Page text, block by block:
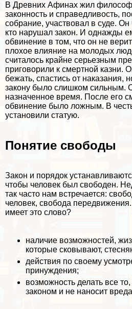
В Древних Афинах жил философ
законность и справедливость,
собрание, участвовал в суде. Он
кто нарушал закон. И однажды
обвинение в том, что он не
плохое влияние на молодых
считалось крайне серьезным
приговорили к cмepтной казни.
бежать, спастись от наказания,
закону было слишком сильным.
назначенное время. После его
обвинение было ложным. В
установили статую.
Понятие свободы
Закон и порядок
чтобы человек был свободен.
так часто нам встречается:
человек, свобода
имеет это слово?
наличие возможностей,
которые сковывают,
действия по своему
принуждения;
возможность делать все
законом и не наносит